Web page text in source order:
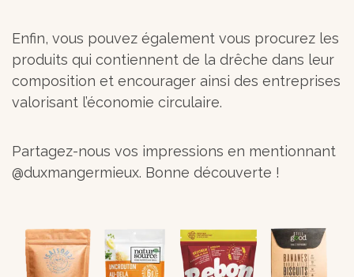
Enfin, vous pouvez également vous procurez les
produits qui contiennent de la drêche dans leur
composition et encourager ainsi des entreprises
valorisant l’économie circulaire.
Partagez-nous vos impressions en mentionnant
@duxmangermieux. Bonne découverte !